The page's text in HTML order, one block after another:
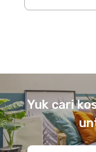
Yuk cari